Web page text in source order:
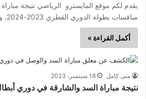
يقدم لكم موقع المايسترو الرياضي نتيجة
منافسات بطولة الدوري القطري 2023-2024. وحل السد ضيفاً على…
أكمل القراءة »
منى كامل 18 سبتمبر، 2023
نتيجة مباراة السد والشارقة في دوري أبطال آسيا